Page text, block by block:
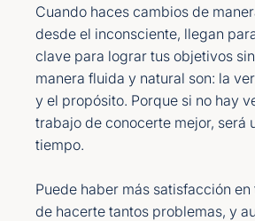
Cuando haces cambios de
desde el inconsciente, llegan
clave para lograr tus objetivos
manera fluida y natural son: la
y el propósito. Porque si no hay
trabajo de conocerte mejor, será
tiempo.
Puede haber más satisfacción
de hacerte tantos problemas, y